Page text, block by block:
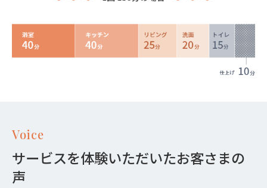
Voice
サービスを体験いただいたお客さまの
声